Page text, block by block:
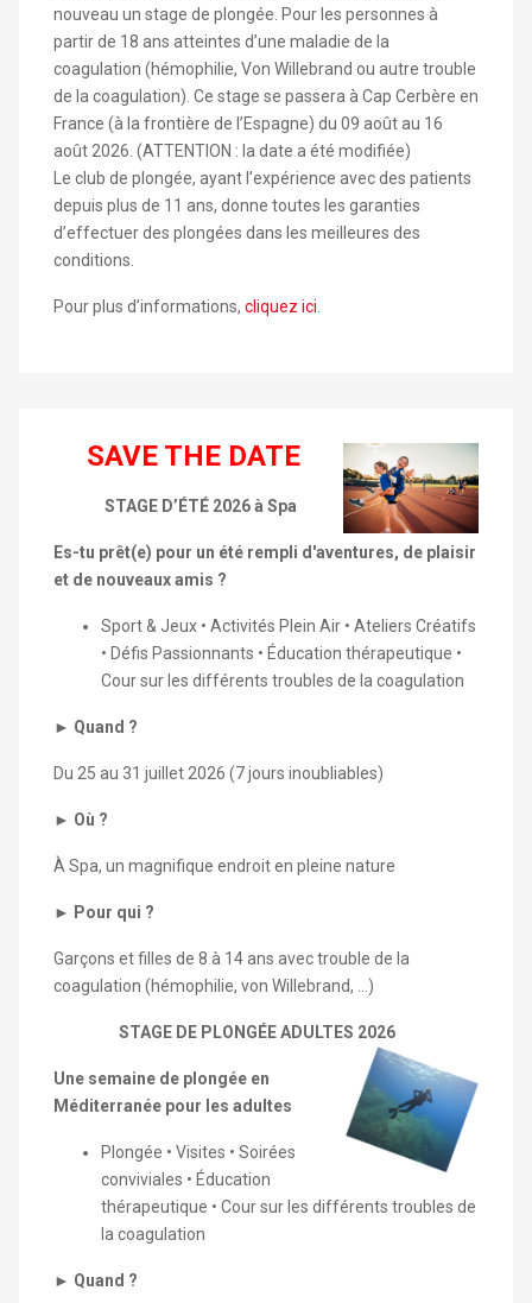
nouveau un stage de plongée. Pour les personnes à
partir de 18 ans atteintes d’une maladie de la
coagulation (hémophilie, Von Willebrand ou autre trouble
de la coagulation). Ce stage se passera à Cap Cerbère en
France (à la frontière de l’Espagne) du 09 août au 16
août 2026. (ATTENTION : la date a été modifiée)
Le club de plongée, ayant l’expérience avec des patients
depuis plus de 11 ans, donne toutes les garanties
d’effectuer des plongées dans les meilleures des
conditions.
Pour plus d’informations, cliquez ici
SAVE THE DATE
STAGE D’ÉTÉ 2026 à Spa
Es-tu prêt(e) pour un été rempli d'aventures, de plaisir
et de nouveaux amis ?
Sport & Jeux • Activités Plein Air • Ateliers Créatifs
• Défis Passionnants • Éducation thérapeutique •
Cour sur les différents troubles de la coagulation
► Quand ?
Du 25 au 31 juillet 2026 (7 jours inoubliables)
► Où ?
À Spa, un magnifique endroit en pleine nature
► Pour qui ?
Garçons et filles de 8 à 14 ans avec trouble de la
coagulation (hémophilie, von Willebrand, ...)
STAGE DE PLONGÉE ADULTES 2026
Une semaine de plongée en
Méditerranée pour les adultes
Plongée • Visites • Soirées
conviviales • Éducation
thérapeutique • Cour sur les différents troubles de
la coagulation
► Quand ?